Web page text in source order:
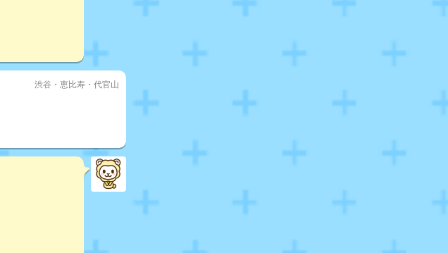
渋谷・恵比寿・代官山